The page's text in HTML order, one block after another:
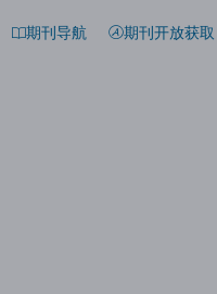
期刊导航 期刊开放获取